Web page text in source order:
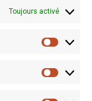
Toujours activé